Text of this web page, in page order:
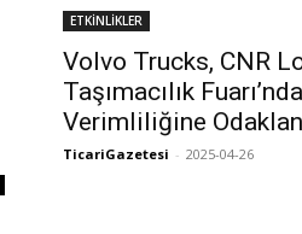
ETKİNLİKLER
Volvo Trucks, CNR
Taşımacılık
Verimliliğine
TicariGazetesi - 2025-04-26